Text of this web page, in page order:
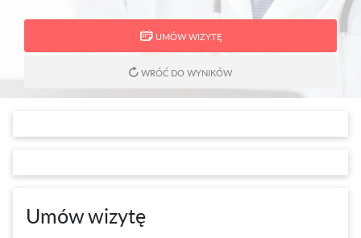
UMÓW WIZYTĘ
WRÓĆ DO WYNIKÓW
Umów wizytę